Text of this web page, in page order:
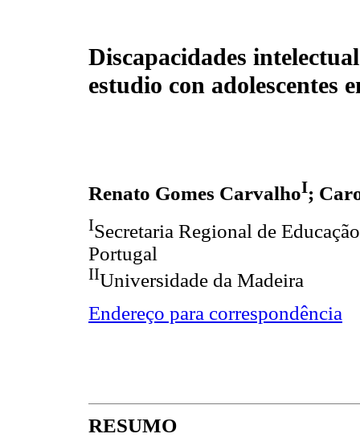
Discapacidades
estudio con adolescentes
Renato Gomes CarvalhoI;
ISecretaria Regional de
Portugal
IIUniversidade da Madeira
Endereço para correspondência
RESUMO